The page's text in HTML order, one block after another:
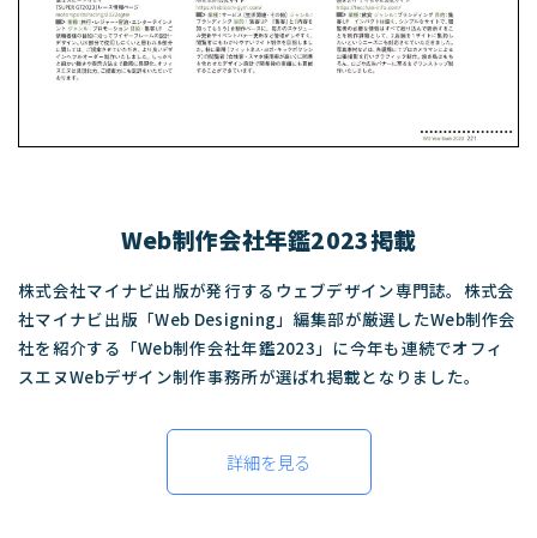
Web制作会社年鑑2023掲載
株式会社マイナビ出版が発行するウェブデザイン専門誌。株式会
社マイナビ出版「Web Designing」編集部が厳選したWeb制作会
社を紹介する「Web制作会社年鑑2023」に今年も連続でオフィ
スエヌWebデザイン制作事務所が選ばれ掲載となりました。
詳細を見る